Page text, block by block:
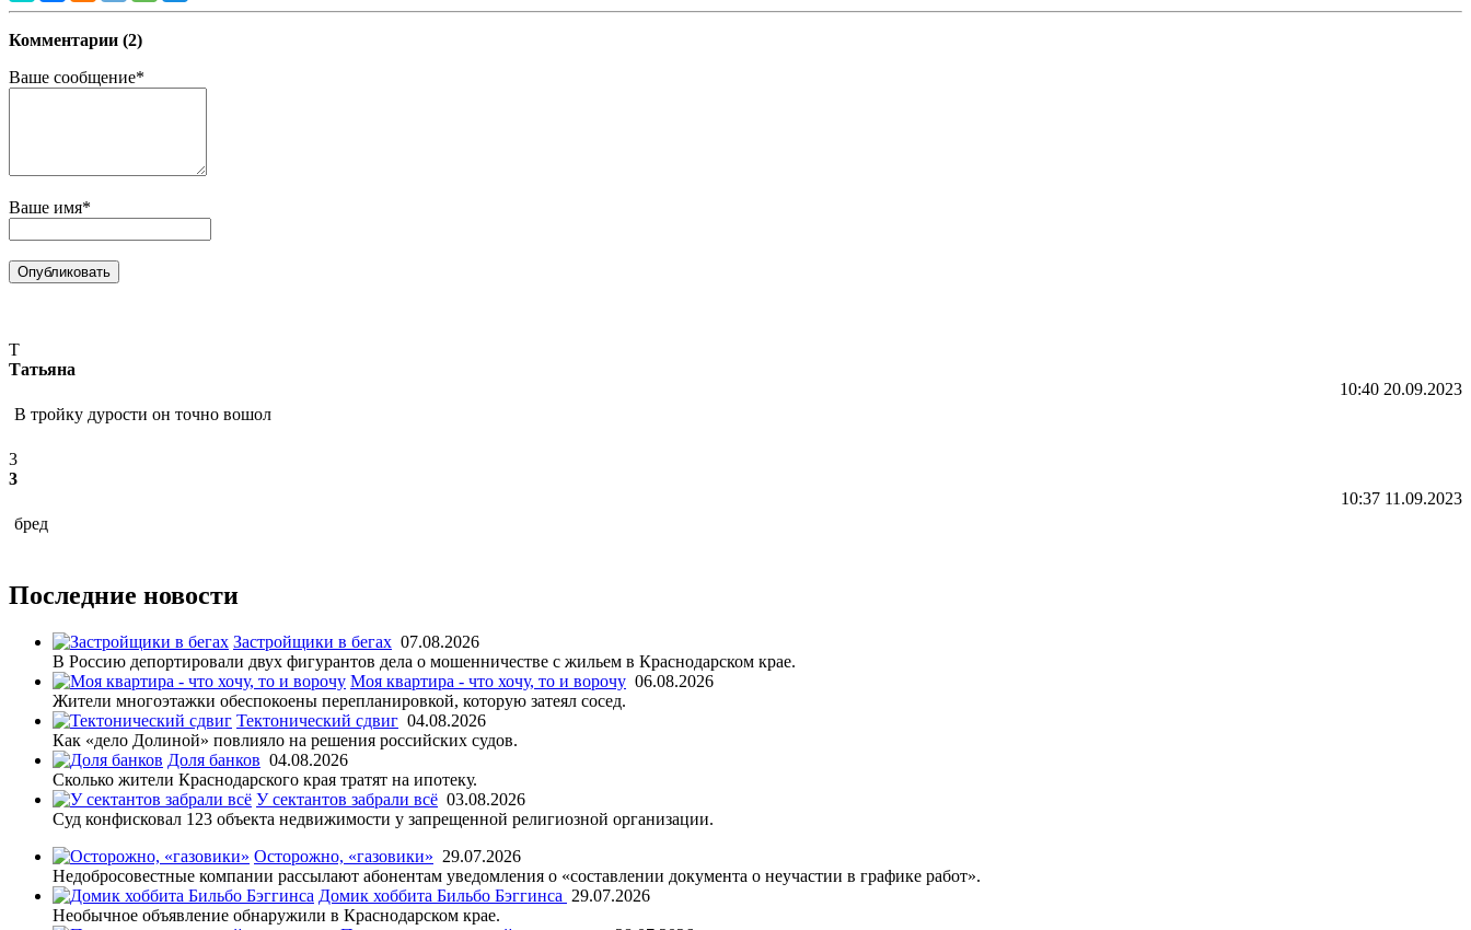
Комментарии (2)
Ваше сообщение*
Ваше имя*
Т
Татьяна
10:40 20.09.2023
В тройку дурости он точно вошол
3
3
10:37 11.09.2023
бред
Последние новости
Застройщики в бегах 07.08.2026
В Россию депортировали двух фигурантов дела о мошенничестве с жильем в Краснодарском крае.
Моя квартира - что хочу, то и ворочу 06.08.2026
Жители многоэтажки обеспокоены перепланировкой, которую затеял сосед.
Тектонический сдвиг 04.08.2026
Как «дело Долиной» повлияло на решения российских судов.
Доля банков 04.08.2026
Сколько жители Краснодарского края тратят на ипотеку.
У сектантов забрали всё 03.08.2026
Суд конфисковал 123 объекта недвижимости у запрещенной религиозной организации.
Осторожно, «газовики» 29.07.2026
Недобросовестные компании рассылают абонентам уведомления о «составлении документа о неучастии в графике работ».
Домик хоббита Бильбо Бэггинса 29.07.2026
Необычное объявление обнаружили в Краснодарском крае.